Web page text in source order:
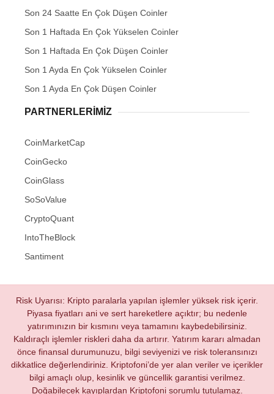
Son 24 Saatte En Çok Düşen Coinler
Son 1 Haftada En Çok Yükselen Coinler
Son 1 Haftada En Çok Düşen Coinler
Son 1 Ayda En Çok Yükselen Coinler
Son 1 Ayda En Çok Düşen Coinler
PARTNERLERIMIZ
CoinMarketCap
CoinGecko
CoinGlass
SoSoValue
CryptoQuant
IntoTheBlock
Santiment
Risk Uyarısı: Kripto paralarla yapılan işlemler yüksek risk içerir.
Piyasa fiyatları ani ve sert hareketlere açıktır; bu nedenle
yatırımınızın bir kısmını veya tamamını kaybedebilirsiniz.
Kaldıraçlı işlemler riskleri daha da artırır. Yatırım kararı almadan
önce finansal durumunuzu, bilgi seviyenizi ve risk toleransınızı
dikkatlice değerlendiriniz. Kriptofoni’de yer alan veriler ve içerikler
bilgi amaçlı olup, kesinlik ve güncellik garantisi verilmez.
Doğabilecek kayıplardan Kriptofoni sorumlu tutulamaz.